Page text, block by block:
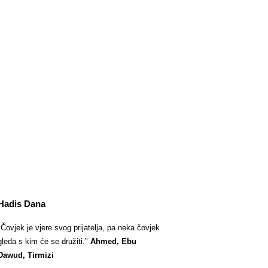
Dana
je vjere svog prijatelja, pa neka čovjek
s kim će se družiti." Ahmed, Ebu
Tirmizi